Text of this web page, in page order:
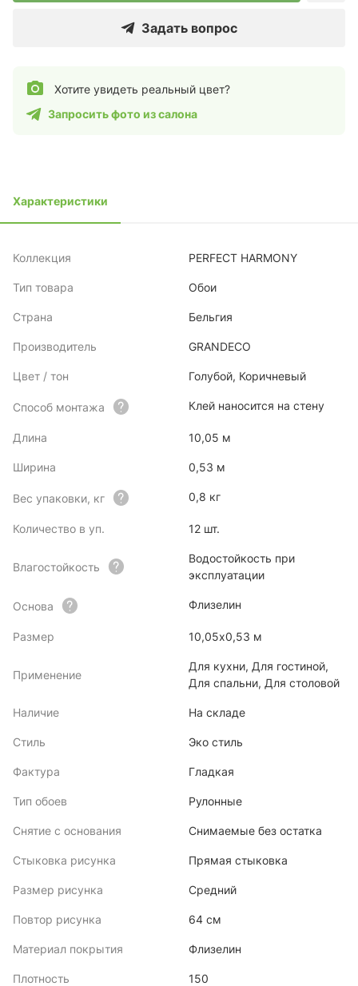
Задать вопрос
Хотите увидеть реальный цвет?
Запросить фото из салона
Характеристики
Коллекция PERFECT HARMONY
Тип товара Обои
Страна Бельгия
Производитель GRANDECO
Цвет / тон Голубой, Коричневый
Способ монтажа Клей наносится на стену
Длина 10,05 м
Ширина 0,53 м
Вес упаковки, кг 0,8 кг
Количество в уп. 12 шт.
Влагостойкость
Водостойкость при
эксплуатации
Основа Флизелин
Размер 10,05х0,53 м
Применение
Для кухни, Для гостиной,
Для спальни, Для столовой
Наличие На складе
Стиль Эко стиль
Фактура Гладкая
Тип обоев Рулонные
Снятие с основания Снимаемые без остатка
Стыковка рисунка Прямая стыковка
Размер рисунка Средний
Повтор рисунка 64 см
Материал покрытия Флизелин
Плотность 150